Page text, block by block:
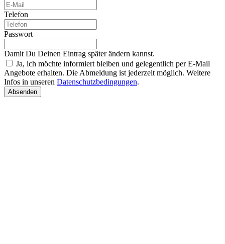
Telefon
Passwort
Damit Du Deinen Eintrag später ändern kannst.
Ja, ich möchte informiert bleiben und gelegentlich per E-Mail
Angebote erhalten. Die Abmeldung ist jederzeit möglich. Weitere
Infos in unseren Datenschutzbedingungen.
Absenden